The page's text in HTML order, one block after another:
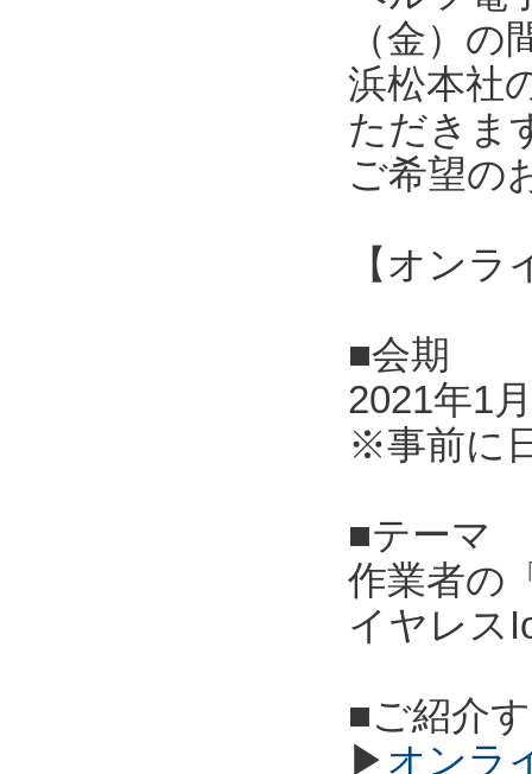
（金）
浜松本社
ただきま
ご希望の
【オン
■会期
2021年1
※事前に
■テーマ
作業者の
イヤレス
■ご紹介
▶ オンラ